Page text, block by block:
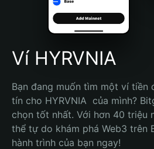
Português (Brasil)
Español (Argentina)
Ví HYRVNIA
Bạn đang muốn tìm một ví tiền
tín cho HYRVNIA  của mình?
chọn tốt nhất. Với hơn 40 triệu
thể tự do khám phá Web3 trên
hành trình của bạn ngay!